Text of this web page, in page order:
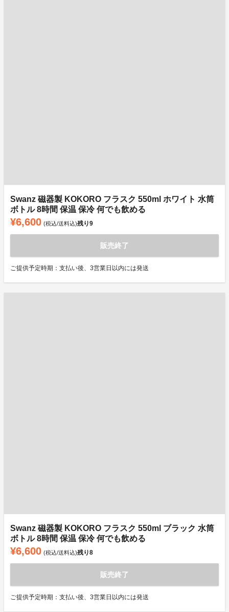
Swanz 磁器製 KOKORO フラスク 550ml ホワイト 水筒
ボトル 8時間 保温 保冷 何でも飲める
¥6,600 (税込/送料込)残り9
販売終了
ご提供予定時期：支払い後、3営業日以内には発送
Swanz 磁器製 KOKORO フラスク 550ml ブラック 水筒
ボトル 8時間 保温 保冷 何でも飲める
¥6,600 (税込/送料込)残り8
販売終了
ご提供予定時期：支払い後、3営業日以内には発送